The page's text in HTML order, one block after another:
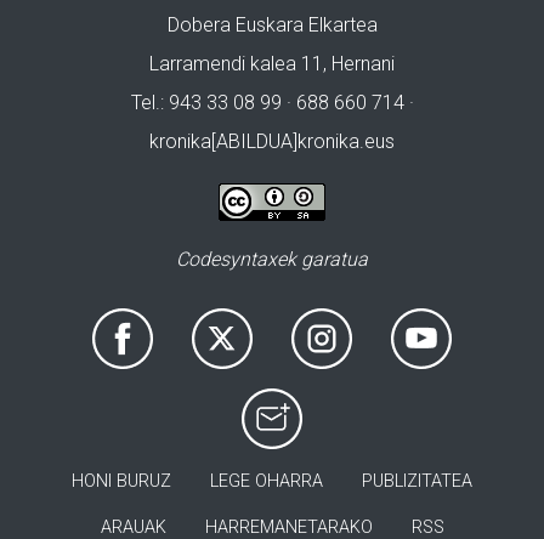
Dobera Euskara Elkartea
Larramendi kalea 11, Hernani
Tel.: 943 33 08 99 · 688 660 714 ·
kronika[ABILDUA]kronika.eus
Codesyntaxek garatua
HONI BURUZ LEGE OHARRA PUBLIZITATEA
ARAUAK HARREMANETARAKO RSS